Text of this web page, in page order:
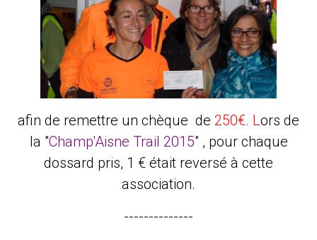
afin de remettre un chèque de 250€. Lors de
la "Champ'Aisne Trail 2015" , pour chaque
dossard pris, 1 € était reversé à cette
association.
--------------